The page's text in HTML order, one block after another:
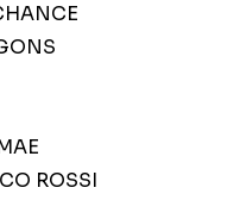
ROSSI